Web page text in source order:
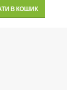
В КОШИК